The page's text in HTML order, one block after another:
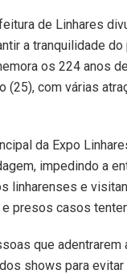
de Linhares
a tranquilidade
os 224 anos
(25), com várias
da Expo
impedindo a
linharenses e
presos casos
que
shows para evitar